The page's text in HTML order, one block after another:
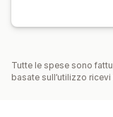
Tutte le spese sono
basate sull’utilizzo